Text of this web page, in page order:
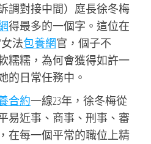
調對接中間）庭長徐冬梅
得最多的一個字。這位在
法包養網官，個子不
糯糯，為何會獲得如許一
的日常任務中。
合約一線23年，徐冬梅從
易近事、商事、刑事、審
在每一個平常的職位上精